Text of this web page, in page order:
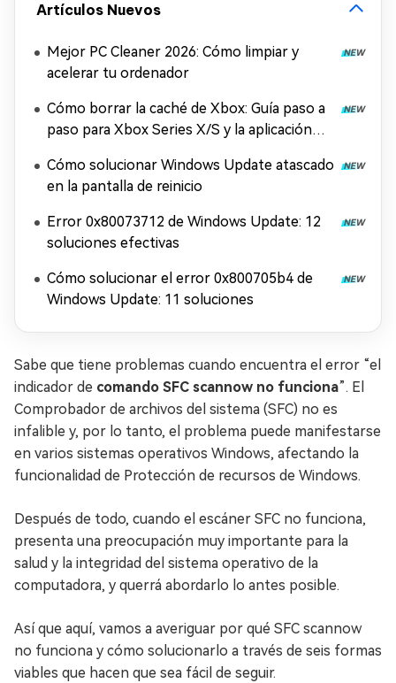
Artículos Nuevos
Mejor PC Cleaner 2026: Cómo limpiar y
acelerar tu ordenador
Cómo borrar la caché de Xbox: Guía paso a
paso para Xbox Series X/S y la aplicación
Cómo solucionar Windows Update atascado
en la pantalla de reinicio
Error 0x80073712 de Windows Update: 12
soluciones efectivas
Cómo solucionar el error 0x800705b4 de
Windows Update: 11 soluciones
Sabe que tiene problemas cuando encuentra el error “el
indicador de comando SFC scannow no funciona”. El
Comprobador de archivos del sistema (SFC) no es
infalible y, por lo tanto, el problema puede manifestarse
en varios sistemas operativos Windows, afectando la
funcionalidad de Protección de recursos de Windows.
Después de todo, cuando el escáner SFC no funciona,
presenta una preocupación muy importante para la
salud y la integridad del sistema operativo de la
computadora, y querrá abordarlo lo antes posible.
Así que aquí, vamos a averiguar por qué SFC scannow
no funciona y cómo solucionarlo a través de seis formas
viables que hacen que sea fácil de seguir.